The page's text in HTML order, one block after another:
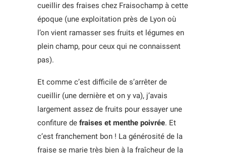
cueillir des fraises chez Fraisochamp à cette
époque (une exploitation près de Lyon où
l’on vient ramasser ses fruits et légumes en
plein champ, pour ceux qui ne connaissent
pas).
Et comme c’est difficile de s’arrêter de
cueillir (une dernière et on y va), j’avais
largement assez de fruits pour essayer une
confiture de fraises et menthe poivrée. Et
c’est franchement bon ! La générosité de la
fraise se marie très bien à la fraîcheur de la